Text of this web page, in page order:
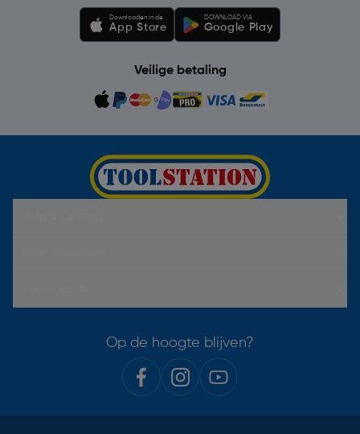
Downloaden in de
App Store
DOWNLOAD VIA
Google Play
Veilige betaling
Op de hoogte blijven?